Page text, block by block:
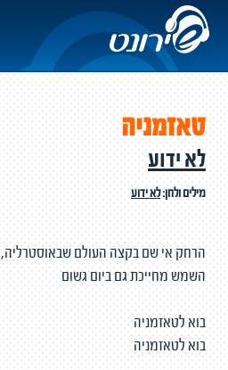
טאזמניה
לא ידוע
מילים ולחן:לא ידוע
הרחק אי שם בקצה העולם שבאוסטרליה,
השמש מחייכת גם ביום גשום
בוא לטאזמניה
בוא לטאזמניה